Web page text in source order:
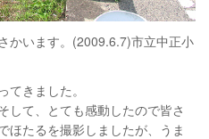
かいます。(2009.6.7)市立中正小
きました。
して、とても感動したので皆さ
ほたるを撮影しましたが、うま